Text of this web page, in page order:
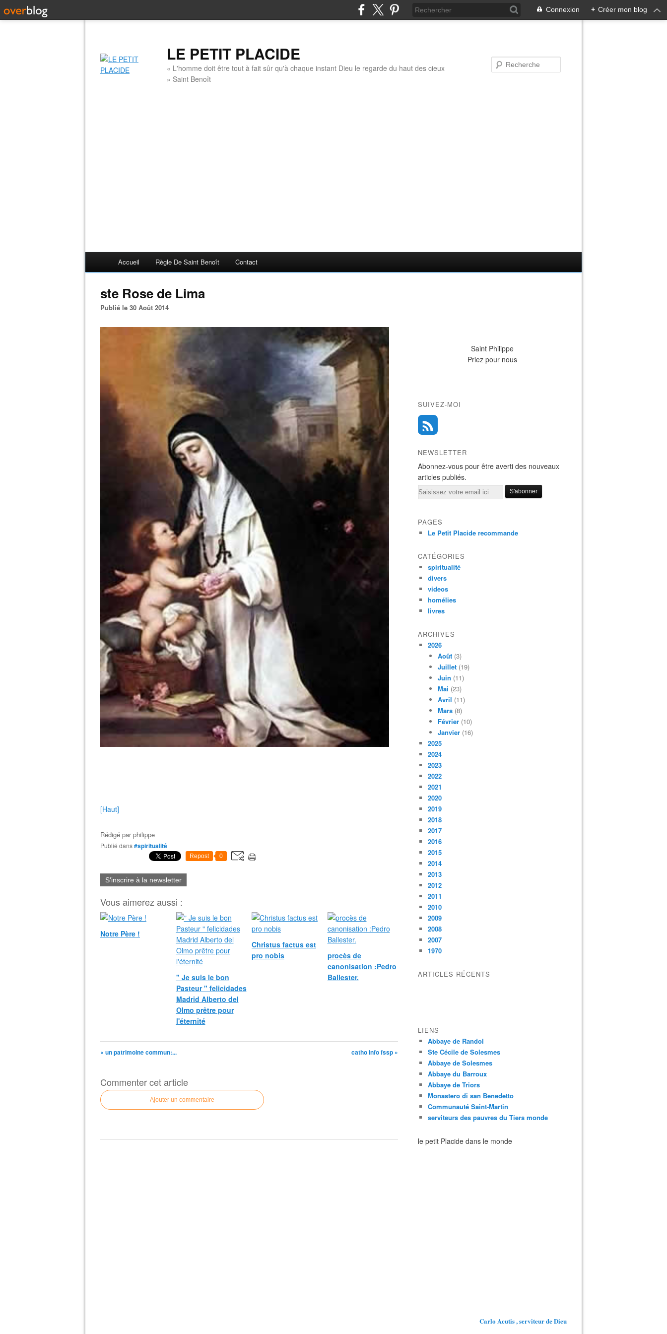
Connexion + Créer mon blog
LE PETIT PLACIDE
« L'homme doit être tout à fait sûr qu'à chaque instant Dieu le regarde du haut des cieux
» Saint Benoît
Accueil Règle De Saint Benoît Contact
ste Rose de Lima
Publié le 30 Août 2014
[Haut]
Rédigé parphilippe
Publié dans#spiritualité
Repost 0
S'inscrire à la newsletter
Vous aimerez aussi :
Notre Père !
" Je suis le bon
Pasteur " felicidades
Madrid Alberto del
Olmo prêtre pour
l'éternité
Christus factus est
pro nobis
procès de
canonisation :Pedro
Ballester.
« un patrimoine commun:... catho info fssp »
Commenter cet article
Ajouter un commentaire
Saint Philippe
Priez pour nous
SUIVEZ-MOI
NEWSLETTER
Abonnez-vous pour être averti des nouveaux
articles publiés.
Email
PAGES
Le Petit Placide recommande
CATÉGORIES
spiritualité
divers
videos
homélies
livres
ARCHIVES
2026
Août (3)
Juillet (19)
Juin (11)
Mai (23)
Avril (11)
Mars (8)
Février (10)
Janvier (16)
2025
2024
2023
2022
2021
2020
2019
2018
2017
2016
2015
2014
2013
2012
2011
2010
2009
2008
2007
1970
ARTICLES RÉCENTS
LIENS
Abbaye de Randol
Ste Cécile de Solesmes
Abbaye de Solesmes
Abbaye du Barroux
Abbaye de Triors
Monastero di san Benedetto
Communauté Saint-Martin
serviteurs des pauvres du Tiers monde
le petit Placide dans le monde
Carlo Acutis , serviteur de Dieu